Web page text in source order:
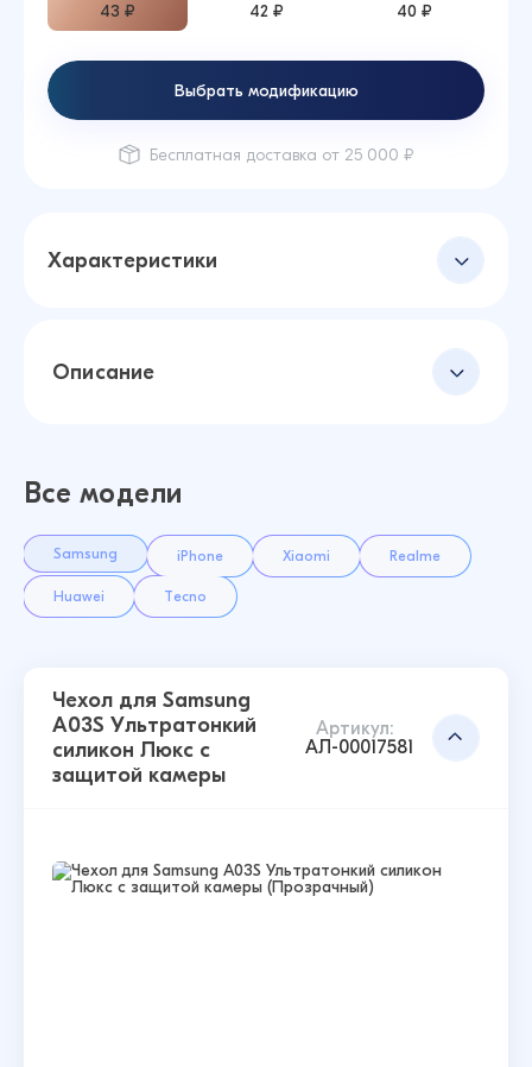
Характеристики
43 ₽
42 ₽
40 ₽
Выбрать модификацию
Бесплатная доставка от 25 000 ₽
Описание
Все модели
Samsung iPhone Xiaomi Realme
Huawei Tecno
Чехол для Samsung
A03S Ультратонкий
силикон Люкс с
защитой камеры
Артикул:
АЛ-00017581